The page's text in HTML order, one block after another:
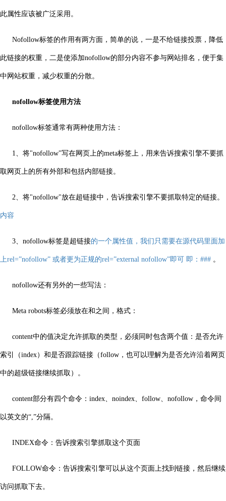
此属性应该被广泛采用。
Nofollow标签的作用有两方面，简单的说，一是不给链接投票，降低
此链接的权重，二是使添加nofollow的部分内容不参与网站排名，便于集
中网站权重，减少权重的分散。
nofollow标签使用方法
nofollow标签通常有两种使用方法：
1、将"nofollow"写在网页上的meta标签上，用来告诉搜索引擎不要抓
取网页上的所有外部和包括内部链接。
2、将"nofollow"放在超链接中，告诉搜索引擎不要抓取特定的链接。
内容
3、nofollow标签是超链接的一个属性值，我们只需要在源代码里面加
上rel=”nofollow” 或者更为正规的rel=”external nofollow”即可 即： ### 。
nofollow还有另外的一些写法：
Meta robots标签必须放在和之间，格式：
content中的值决定允许抓取的类型，必须同时包含两个值：是否允许
索引（index）和是否跟踪链接（follow，也可以理解为是否允许沿着网页
中的超级链接继续抓取）。
content部分有四个命令：index、noindex、follow、nofollow，命令间
以英文的“,”分隔。
INDEX命令：告诉搜索引擎抓取这个页面
FOLLOW命令：告诉搜索引擎可以从这个页面上找到链接，然后继续
访问抓取下去。